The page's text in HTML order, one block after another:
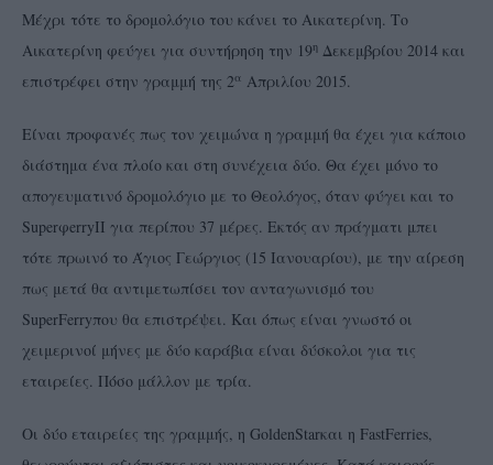
Μέχρι τότε το δρομολόγιο του κάνει το Αικατερίνη. Το
Αικατερίνη φεύγει για συντήρηση την 19η Δεκεμβρίου 2014 και
επιστρέφει στην γραμμή της 2α Απριλίου 2015.
Είναι προφανές πως τον χειμώνα η γραμμή θα έχει για κάποιο
διάστημα ένα πλοίο και στη συνέχεια δύο. Θα έχει μόνο το
απογευματινό δρομολόγιο με το Θεολόγος, όταν φύγει και το
SuperφerryII για περίπου 37 μέρες. Εκτός αν πράγματι μπει
τότε πρωινό το Άγιος Γεώργιος (15 Ιανουαρίου), με την αίρεση
πως μετά θα αντιμετωπίσει τον ανταγωνισμό του
SuperFerryπου θα επιστρέψει. Και όπως είναι γνωστό οι
χειμερινοί μήνες με δύο καράβια είναι δύσκολοι για τις
εταιρείες. Πόσο μάλλον με τρία.
Οι δύο εταιρείες της γραμμής, η GoldenStarκαι η FastFerries,